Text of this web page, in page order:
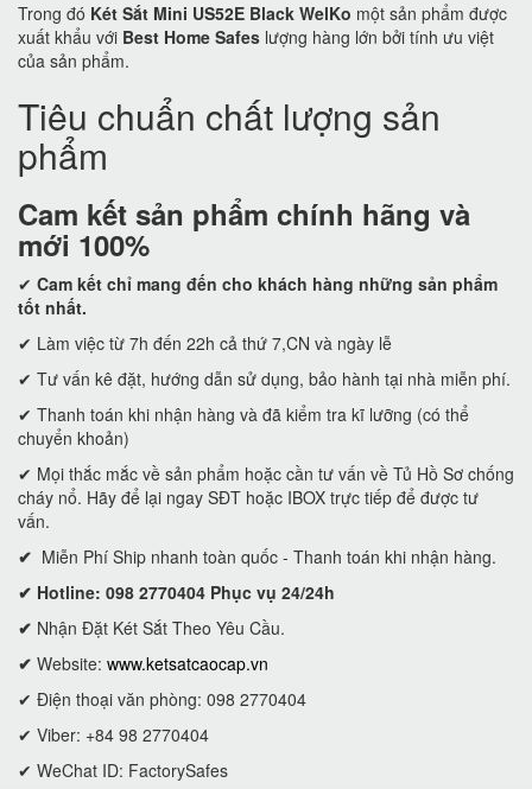
Trong đó Két Sắt Mini US52E Black WelKo một sản phẩm được
xuất khẩu với Best Home Safes lượng hàng lớn bởi tính ưu việt
của sản phẩm.
Tiêu chuẩn chất lượng sản
phẩm
Cam kết sản phẩm chính hãng và
mới 100%
✔ Cam kết chỉ mang đến cho khách hàng những sản phẩm
tốt nhất.
✔ Làm việc từ 7h đến 22h cả thứ 7,CN và ngày lễ
✔ Tư vấn kê đặt, hướng dẫn sử dụng, bảo hành tại nhà miễn phí.
✔ Thanh toán khi nhận hàng và đã kiểm tra kĩ lưỡng (có thể
chuyển khoản)
✔ Mọi thắc mắc về sản phẩm hoặc cần tư vấn về Tủ Hồ Sơ chống
cháy nổ. Hãy để lại ngay SĐT hoặc IBOX trực tiếp để được tư
vấn.
✔ Miễn Phí Ship nhanh toàn quốc - Thanh toán khi nhận hàng.
✔ Hotline: 098 2770404 Phục vụ 24/24h
✔ Nhận Đặt Két Sắt Theo Yêu Cầu.
✔ Website: www.ketsatcaocap.vn
✔ Điện thoại văn phòng: 098 2770404
✔ Viber: +84 98 2770404
✔ WeChat ID: FactorySafes